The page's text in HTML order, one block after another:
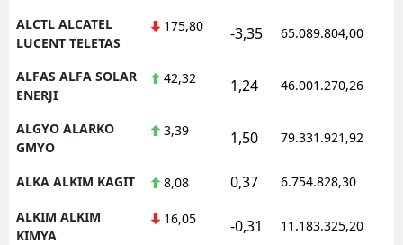
ALCTL ALCATEL
LUCENT TELETAS
175,80 -3,35 65.089.804,00
ALFAS ALFA SOLAR
ENERJI
42,32 1,24 46.001.270,26
ALGYO ALARKO
GMYO
3,39 1,50 79.331.921,92
ALKA ALKIM KAGIT 8,08 0,37 6.754.828,30
ALKIM ALKIM
KIMYA
16,05 -0,31 11.183.325,20